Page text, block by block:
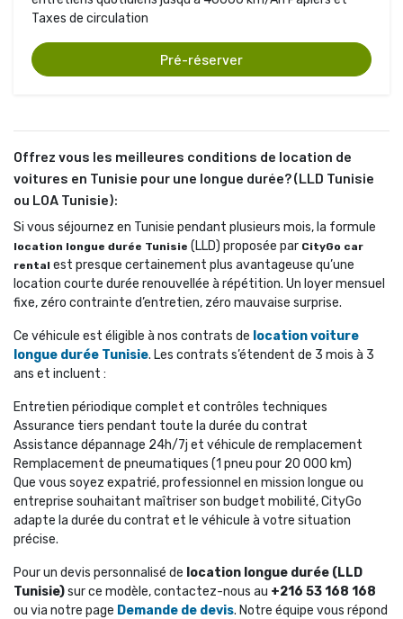
Taxes de circulation
Pré-réserver
Offrez vous les meilleures conditions de location de
voitures en Tunisie pour une longue durée? (LLD Tunisie
ou LOA Tunisie):
Si vous séjournez en Tunisie pendant plusieurs mois, la formule
location longue durée Tunisie (LLD) proposée par CityGo car
rental est presque certainement plus avantageuse qu’une
location courte durée renouvellée à répétition. Un loyer mensuel
fixe, zéro contrainte d’entretien, zéro mauvaise surprise.
Ce véhicule est éligible à nos contrats de location voiture
longue durée Tunisie. Les contrats s’étendent de 3 mois à 3
ans et incluent :
Entretien périodique complet et contrôles techniques
Assurance tiers pendant toute la durée du contrat
Assistance dépannage 24h/7j et véhicule de remplacement
Remplacement de pneumatiques (1 pneu pour 20 000 km)
Que vous soyez expatrié, professionnel en mission longue ou
entreprise souhaitant maîtriser son budget mobilité, CityGo
adapte la durée du contrat et le véhicule à votre situation
précise.
Pour un devis personnalisé de location longue durée (LLD
Tunisie)sur ce modèle, contactez-nous au +216 53 168 168
ou via notre page Demande de devis. Notre équipe vous répond